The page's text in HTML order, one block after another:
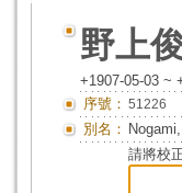
野上
+1907-05-03 ~
序號： 51226
別名：
請將校